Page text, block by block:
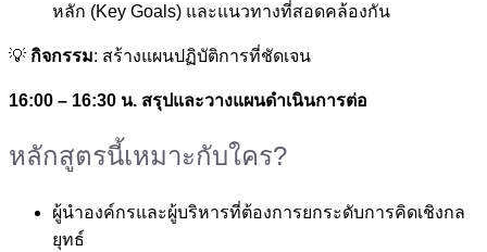
หลัก (Key Goals) และแนวทางที่สอดคล้องกัน
💡 กิจกรรม: สร้างแผนปฏิบัติการที่ชัดเจน
16:00 – 16:30 น. สรุปและวางแผนดำเนินการต่อ
หลักสูตรนี้เหมาะกับใคร?
ผู้นำองค์กรและผู้บริหารที่ต้องการยกระดับการคิดเชิงกล
ยุทธ์